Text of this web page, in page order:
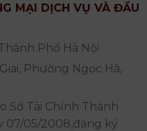
MẠI DỊCH VỤ VÀ ĐẦU
Phố Hà Nội
Phường Ngọc Hà,
Sở Tài Chính Thành
07/05/2008,đăng ký